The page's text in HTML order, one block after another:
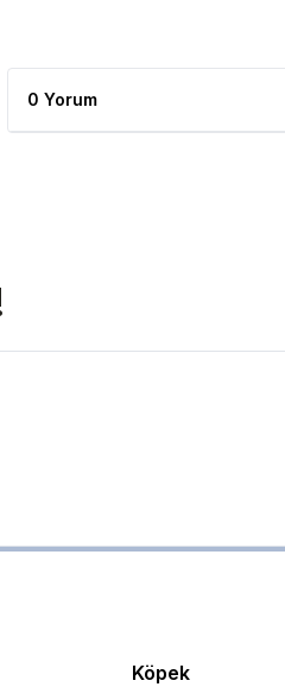
Akvaryumu Siyah Ürün
0 Yorum
Köpek